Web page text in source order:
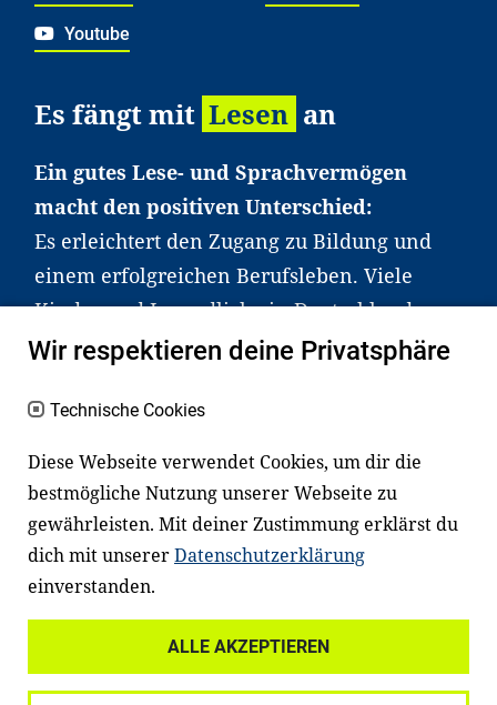
Youtube
Es fängt mit Lesen an
Ein gutes Lese- und Sprachvermögen
macht den positiven Unterschied:
Es erleichtert den Zugang zu Bildung und
einem erfolgreichen Berufsleben. Viele
Kinder und Jugendliche in Deutschland
haben aber große Schwierigkeiten dabei.
an Familien sowie an Erzieher*innen,
Lehrer*innen und andere
Fachexpert*innen. Dafür arbeiten wir eng
mit Ministerien, wissenschaftlichen
Einrichtungen, Verbänden, Unternehmen
und anderen Stiftungen zusammen.
Wir respektieren deine Privatsphäre
Technische Cookies
Diese Webseite verwendet Cookies, um dir die
bestmögliche Nutzung unserer Webseite zu
gewährleisten. Mit deiner Zustimmung erklärst du
dich mit unsererDatenschutzerklärung
einverstanden.
ALLE AKZEPTIEREN